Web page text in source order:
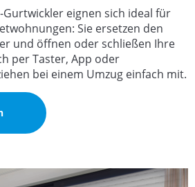
Gurtwickler eignen sich ideal für
Sie ersetzen den
und öffnen oder schließen Ihre
per Taster, App oder
bei einem Umzug einfach mit.